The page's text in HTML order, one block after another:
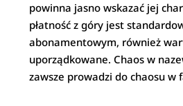
powinna jasno wskazać jej
płatność z góry jest
abonamentowym, również
uporządkowane. Chaos w
zawsze prowadzi do chaosu w